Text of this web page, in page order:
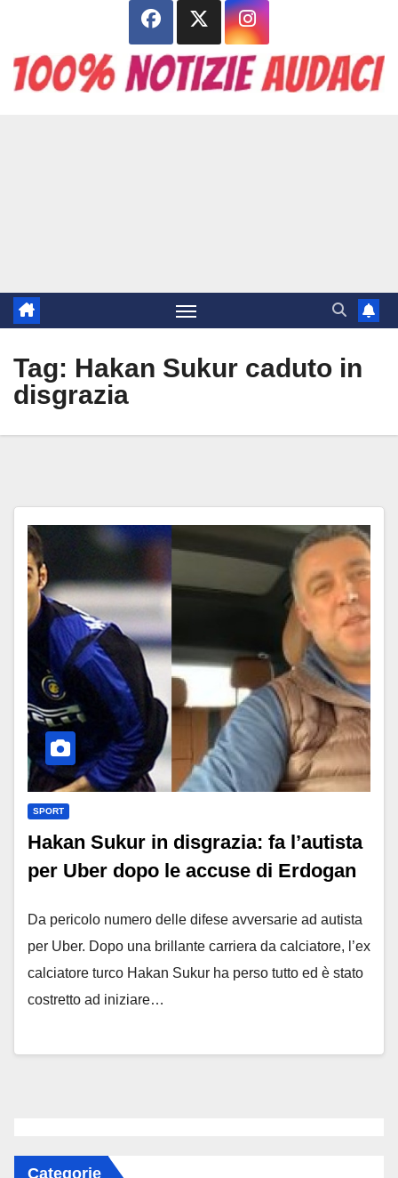
contenuto
Tag: Hakan Sukur caduto in
disgrazia
SPORT
Hakan Sukur in disgrazia: fa l’autista
per Uber dopo le accuse di Erdogan
Da pericolo numero delle difese avversarie ad autista
per Uber. Dopo una brillante carriera da calciatore, l’ex
calciatore turco Hakan Sukur ha perso tutto ed è stato
costretto ad iniziare…
Categorie